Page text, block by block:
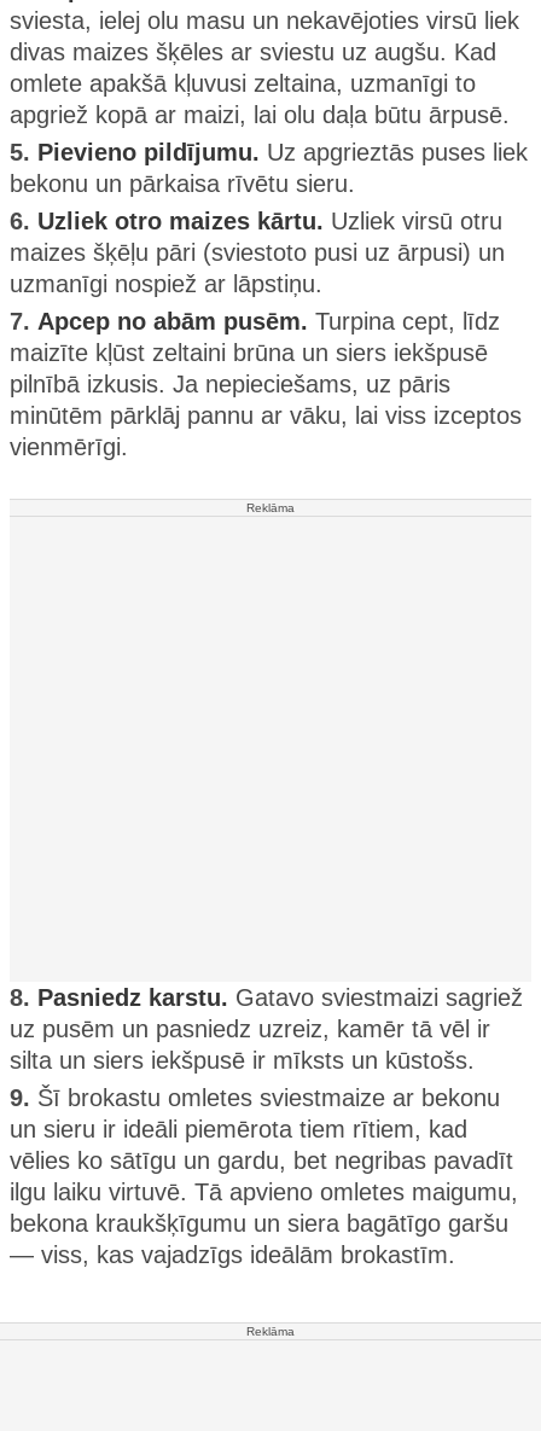
sviesta, ielej olu masu un nekavējoties virsū liek
divas maizes šķēles ar sviestu uz augšu. Kad
omlete apakšā kļuvusi zeltaina, uzmanīgi to
apgriež kopā ar maizi, lai olu daļa būtu ārpusē.
5. Pievieno pildījumu. Uz apgrieztās puses liek
bekonu un pārkaisa rīvētu sieru.
6. Uzliek otro maizes kārtu. Uzliek virsū otru
maizes šķēļu pāri (sviestoto pusi uz ārpusi) un
uzmanīgi nospiež ar lāpstiņu.
7. Apcep no abām pusēm. Turpina cept, līdz
maizīte kļūst zeltaini brūna un siers iekšpusē
pilnībā izkusis. Ja nepieciešams, uz pāris
minūtēm pārklāj pannu ar vāku, lai viss izceptos
vienmērīgi.
Reklāma
8. Pasniedz karstu. Gatavo sviestmaizi sagriež
uz pusēm un pasniedz uzreiz, kamēr tā vēl ir
silta un siers iekšpusē ir mīksts un kūstošs.
9. Šī brokastu omletes sviestmaize ar bekonu
un sieru ir ideāli piemērota tiem rītiem, kad
vēlies ko sātīgu un gardu, bet negribas pavadīt
ilgu laiku virtuvē. Tā apvieno omletes maigumu,
bekona kraukšķīgumu un siera bagātīgo garšu
— viss, kas vajadzīgs ideālām brokastīm.
Reklāma